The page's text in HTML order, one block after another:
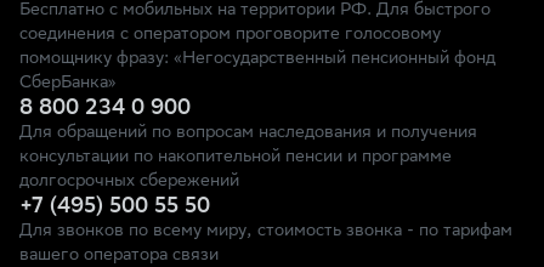
Бесплатно с мобильных на территории РФ. Для быстрого
соединения с оператором проговорите голосовому
помощнику фразу: «Негосударственный пенсионный фонд
СберБанка»
8 800 234 0 900
Для обращений по вопросам наследования и получения
консультации по накопительной пенсии и программе
долгосрочных сбережений
+7 (495) 500 55 50
Для звонков по всему миру, стоимость звонка - по тарифам
вашего оператора связи